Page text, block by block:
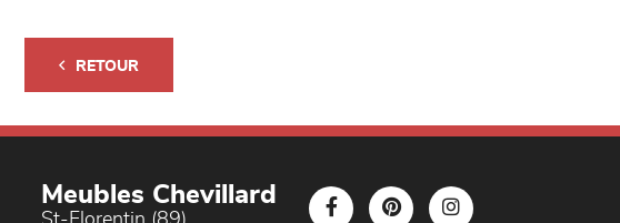
RETOUR
Meubles Chevillard